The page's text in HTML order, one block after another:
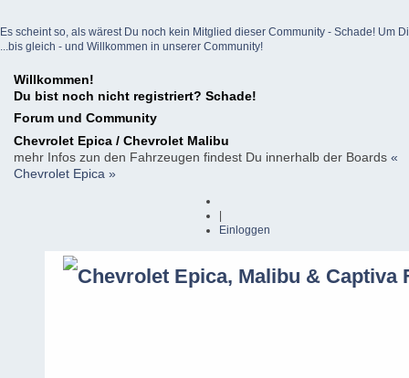
Es scheint so, als wärest Du noch kein Mitglied dieser Community - Schade! Um
...bis gleich - und Willkommen in unserer Community!
Willkommen!
Du bist noch nicht registriert? Schade!
Forum und Community
Chevrolet Epica / Chevrolet Malibu
mehr Infos zun den Fahrzeugen findest Du innerhalb der Boards «
Chevrolet Epica »
Einloggen